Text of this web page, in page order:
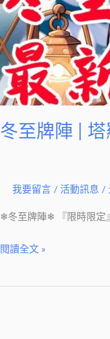
冬至牌陣 |
我要留言 / 活動訊息 /
❄冬至牌陣❄ 『限時限定
陣
閱讀全文 »